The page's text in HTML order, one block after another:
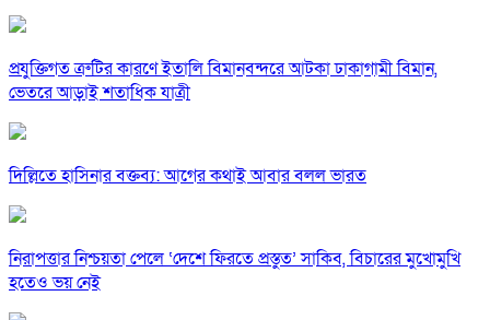
প্রযুক্তিগত ত্রুটির কারণে ইতালি বিমানবন্দরে আটকা ঢাকাগামী বিমান,
ভেতরে আড়াই শতাধিক যাত্রী
দিল্লিতে হাসিনার বক্তব্য: আগের কথাই আবার বলল ভারত
নিরাপত্তার নিশ্চয়তা পেলে ‘দেশে ফিরতে প্রস্তুত’ সাকিব, বিচারের মুখোমুখি
হতেও ভয় নেই